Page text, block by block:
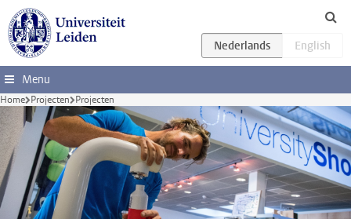
Ga direct naar de inhoud
Menu
Home Projecten Projecten